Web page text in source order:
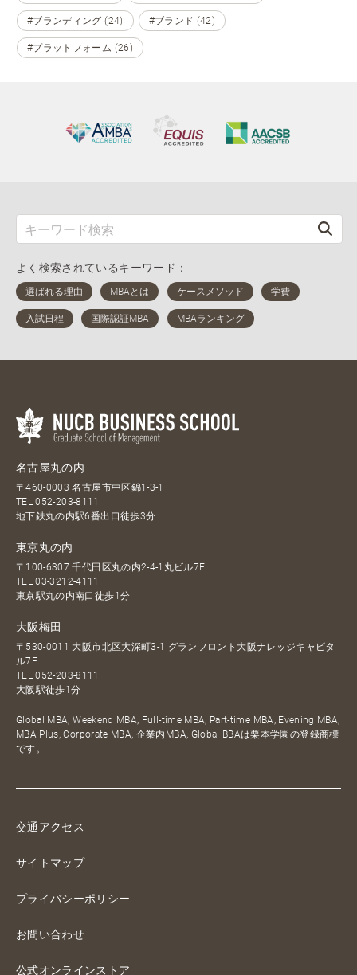
#ブランディング (24) #ブランド (42)
#プラットフォーム (26)
よく検索されているキーワード：
名古屋丸の内
〒460-0003 名古屋市中区錦1-3-1
TEL052-203-8111
地下鉄丸の内駅6番出口徒歩3分
東京丸の内
〒100-6307 千代田区丸の内2-4-1丸ビル7F
TEL03-3212-4111
東京駅丸の内南口徒歩1分
大阪梅田
〒530-0011 大阪市北区大深町3-1 グランフロント大阪ナレッジキャピタ
ル7F
TEL052-203-8111
大阪駅徒歩1分
Global MBA, Weekend MBA, Full-time MBA, Part-time MBA, Evening MBA,
MBA Plus, Corporate MBA, 企業内MBA, Global BBAは栗本学園の登録商標
です。
交通アクセス
サイトマップ
プライバシーポリシー
お問い合わせ
公式オンラインストア